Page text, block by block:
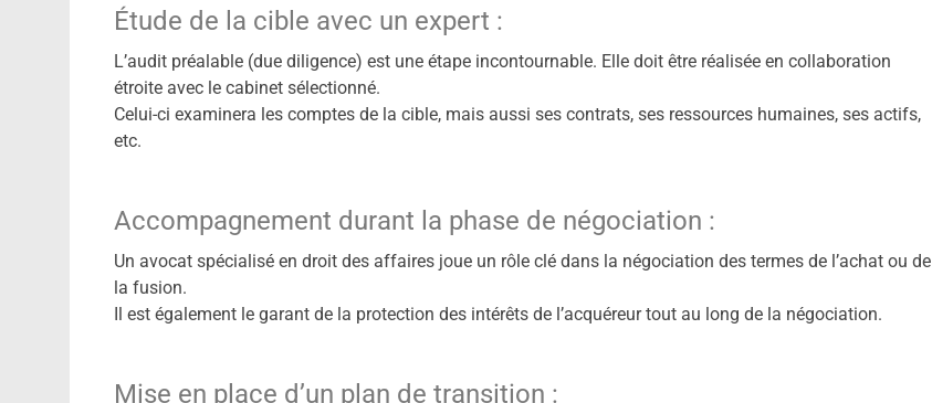
Étude de la cible avec un expert :
L’audit préalable (due diligence) est une étape incontournable. Elle doit être réalisée en collaboration
étroite avec le cabinet sélectionné.
Celui-ci examinera les comptes de la cible, mais aussi ses contrats, ses ressources humaines, ses actifs,
etc.
Accompagnement durant la phase de négociation :
Un avocat spécialisé en droit des affaires joue un rôle clé dans la négociation des termes de l’achat ou de
la fusion.
Il est également le garant de la protection des intérêts de l’acquéreur tout au long de la négociation.
Mise en place d’un plan de transition :